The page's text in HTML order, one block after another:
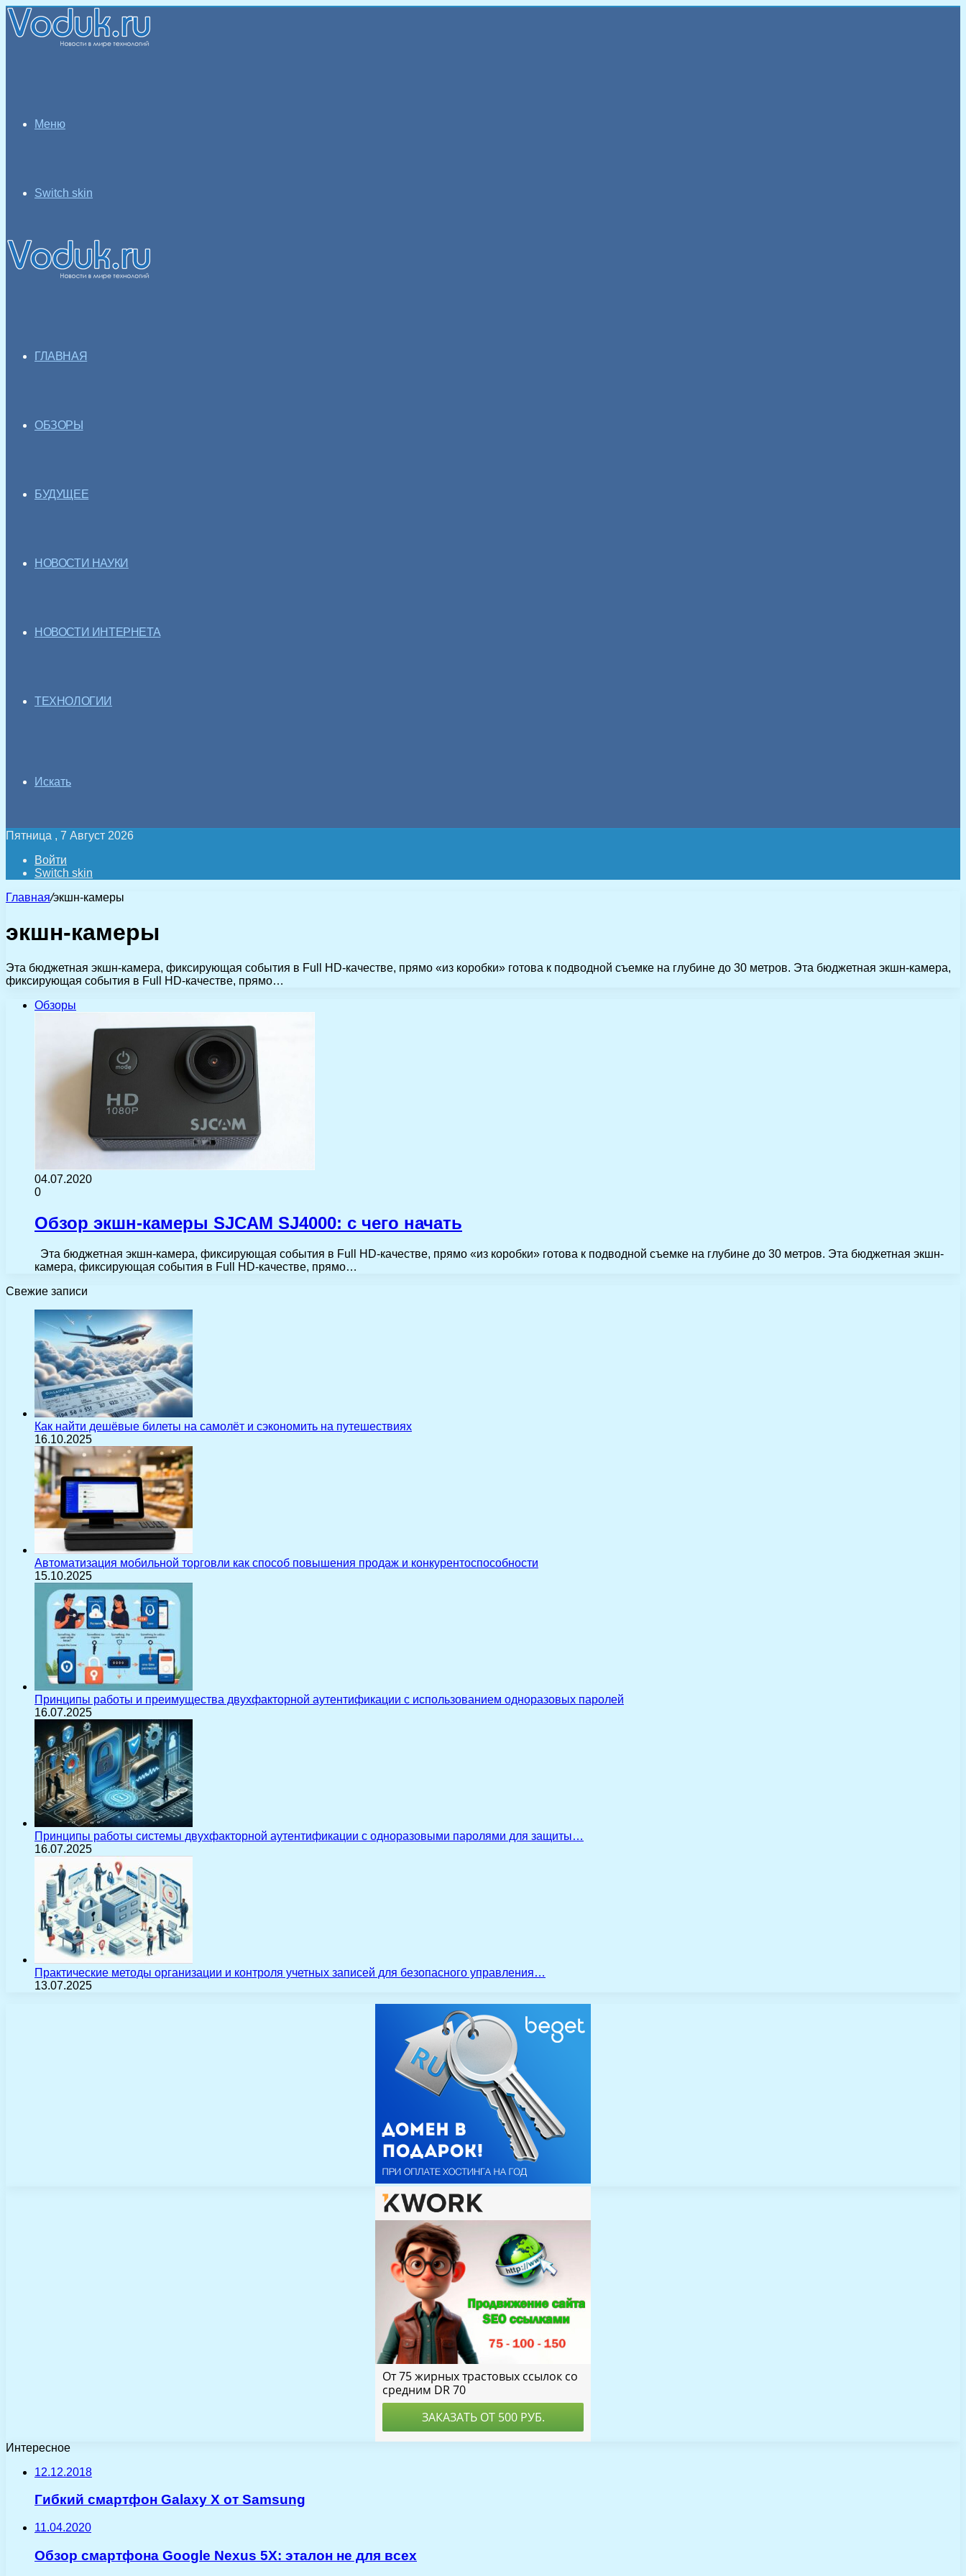
Меню
Switch skin
ГЛАВНАЯ
ОБЗОРЫ
БУДУЩЕЕ
НОВОСТИ НАУКИ
НОВОСТИ ИНТЕРНЕТА
ТЕХНОЛОГИИ
Искать
Пятница , 7 Август 2026
Войти
Switch skin
Главная/экшн-камеры
экшн-камеры
Эта бюджетная экшн-камера, фиксирующая события в Full HD-качестве, прямо «из коробки» готова к подводной съемке на глубине до 30 метров. Эта бюджетная экшн-камера,
фиксирующая события в Full HD-качестве, прямо…
Обзоры
04.07.2020
0
Обзор экшн-камеры SJCAM SJ4000: с чего начать
Эта бюджетная экшн-камера, фиксирующая события в Full HD-качестве, прямо «из коробки» готова к подводной съемке на глубине до 30 метров. Эта бюджетная экшн-
камера, фиксирующая события в Full HD-качестве, прямо…
Свежие записи
Как найти дешёвые билеты на самолёт и сэкономить на путешествиях
16.10.2025
Автоматизация мобильной торговли как способ повышения продаж и конкурентоспособности
15.10.2025
Принципы работы и преимущества двухфакторной аутентификации с использованием одноразовых паролей
16.07.2025
Принципы работы системы двухфакторной аутентификации с одноразовыми паролями для защиты…
16.07.2025
Практические методы организации и контроля учетных записей для безопасного управления…
13.07.2025
Интересное
12.12.2018
Гибкий смартфон Galaxy X от Samsung
11.04.2020
Обзор смартфона Google Nexus 5X: эталон не для всех